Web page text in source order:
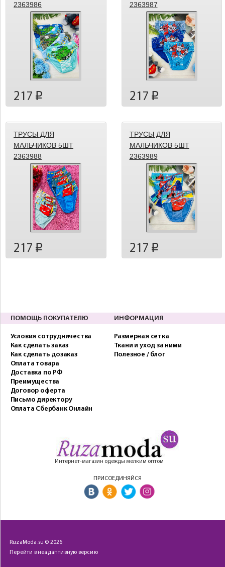
2363986
217 p
2363987
217 p
ТРУСЫ ДЛЯ
МАЛЬЧИКОВ 5ШТ
2363988
217 p
ТРУСЫ ДЛЯ
МАЛЬЧИКОВ 5ШТ
2363989
217 p
ПОМОЩЬ ПОКУПАТЕЛЮ
Условия сотрудничества
Как сделать заказ
Как сделать дозаказ
Оплата товара
Доставка по РФ
Преимущества
Договор оферта
Письмо директору
Оплата Сбербанк Онлайн
ИНФОРМАЦИЯ
Размерная сетка
Ткани и уход за ними
Полезное / блог
Интернет-магазин одежды мелким оптом
ПРИСОЕДИНЯЙСЯ
RuzaModa.su © 2026
Перейти в неадаптивную версию